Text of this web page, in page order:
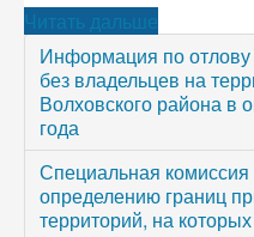
Читать дальше
Информация по
без владельцев на
Волховского района в
года
Специальная комиссия
определению границ
территорий, на